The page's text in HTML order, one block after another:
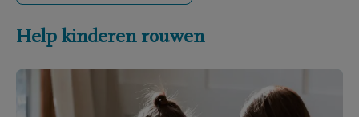
Help kinderen rouwen